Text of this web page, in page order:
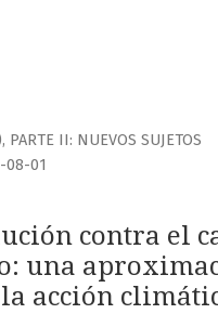
, PARTE II: NUEVOS SUJETOS
contra el
una
acción
08-01